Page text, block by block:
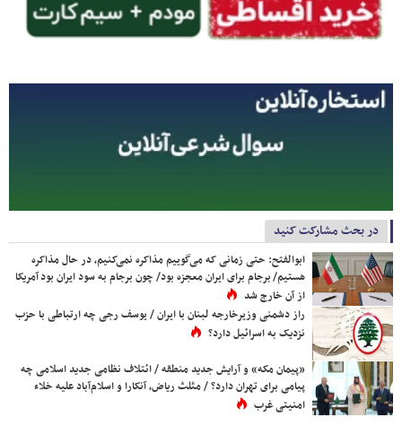
در بحث مشارکت کنید
ابوالفتح: حتی زمانی که می‌گوییم مذاکره نمی‌کنیم، در حال مذاکره
هستیم/ برجام برای ایران معجزه بود/ چون برجام به سود ایران بود آمریکا
از آن خارج شد
راز دشمنی وزیرخارجه لبنان با ایران / یوسف رجی چه ارتباطی با حزب
نزدیک به اسرائیل دارد؟
«پیمان مکه» و آرایش جدید منطقه / ائتلاف نظامی جدید اسلامی چه
پیامی برای تهران دارد؟ / مثلث ریاض، آنکارا و اسلام‌آباد علیه خلاء
امنیتی غرب